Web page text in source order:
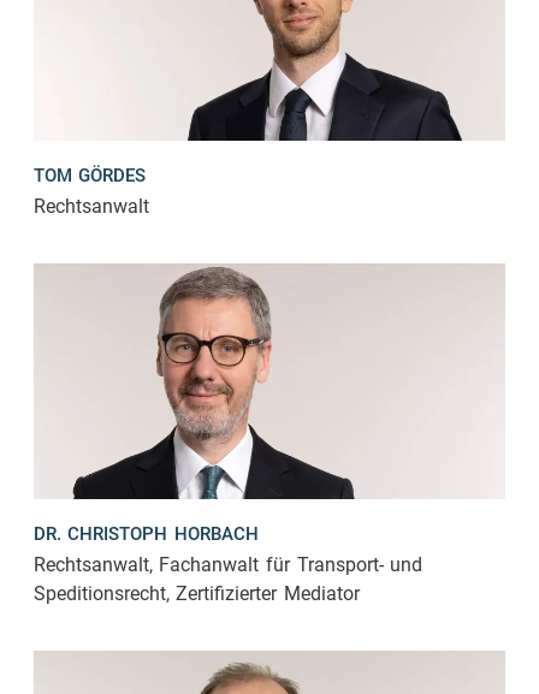
TOM GÖRDES
Rechtsanwalt
DR. CHRISTOPH HORBACH
Rechtsanwalt, Fachanwalt für Transport- und
Speditionsrecht, Zertifizierter Mediator